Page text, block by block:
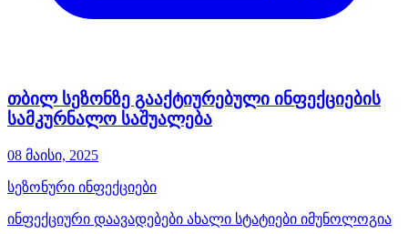
თბილ სეზონზე გააქტიურებული ინფექციების
სამკურნალო საშუალება
08 მაისი, 2025
სეზონური ინფექციები
ინფექციური დაავადებები ახალი სტატიები იმუნოლოგია